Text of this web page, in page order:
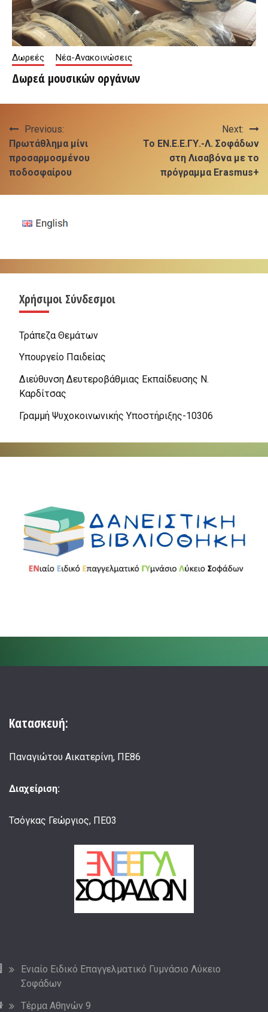
Δωρεές Νέα-Ανακοινώσεις
Δωρεά μουσικών οργάνων
Πλοήγηση
άρθρων
Previous:
Πρωτάθλημα μίνι
προσαρμοσμένου
ποδοσφαίρου
Next:
Το ΕΝ.Ε.Ε.ΓΥ.-Λ. Σοφάδων
στη Λισαβόνα με το
πρόγραμμα Erasmus+
Χρήσιμοι Σύνδεσμοι
Τράπεζα Θεμάτων
Υπουργείο Παιδείας
Διεύθυνση Δευτεροβάθμιας Εκπαίδευσης Ν.
Καρδίτσας
Γραμμή Ψυχοκοινωνικής Υποστήριξης-10306
Κατασκευή:
Παναγιώτου Αικατερίνη, ΠΕ86
Διαχείριση:
Τσόγκας Γεώργιος, ΠΕ03
Ενιαίο Ειδικό Επαγγελματικό Γυμνάσιο Λύκειο
Σοφάδων
Τέρμα Αθηνών 9